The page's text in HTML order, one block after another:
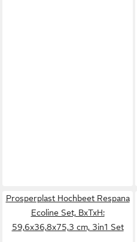
Prosperplast Hochbeet Respana
Ecoline Set, BxTxH:
59,6x36,8x75,3 cm, 3in1 Set